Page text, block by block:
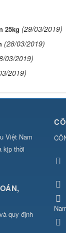
25kg (29/03/2019)
(28/03/2019)
03/2019)
2019)
Việt Nam
kịp thời
quy định